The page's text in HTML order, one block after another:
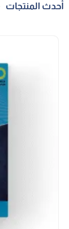
أحدث المنتجات